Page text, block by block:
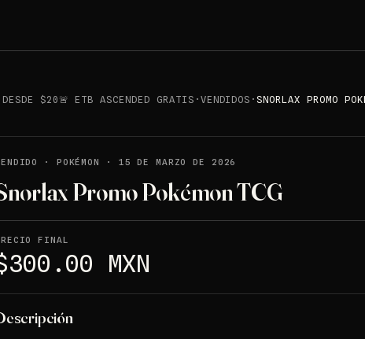
$20🚨 ETB ASCENDED GRATIS · VENDIDOS ·SNORLAX PROMO
· POKÉMON · 15 DE MARZO DE 2026
Promo Pokémon TCG
FINAL
MXN